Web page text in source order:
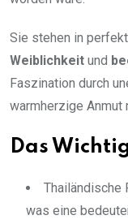
Sie stehen in
Weiblichkeit und
Faszination durch
warmherzige Anmut
Das
Thailändische
was eine